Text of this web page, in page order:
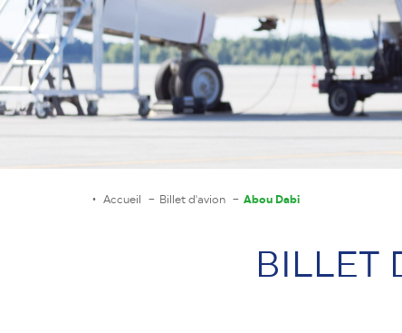
Accueil Billet d'avion Abou Dabi
BILLET